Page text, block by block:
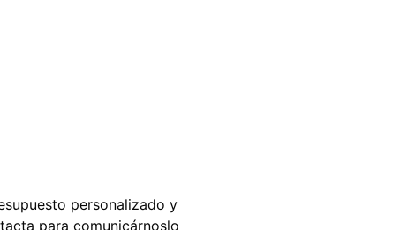
personalizado y
para comunicárnoslo